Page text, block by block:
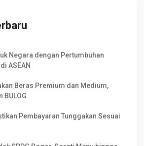
Negara dengan Pertumbuhan
ASEAN
Beras Premium dan Medium,
BULOG
Pembayaran Tunggakan Sesuai